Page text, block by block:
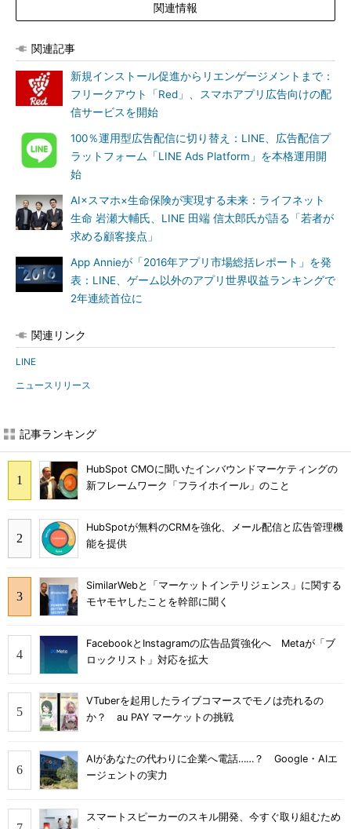
関連情報
関連記事
新規インストール促進からリエンゲージメントまで：
フリークアウト「Red」、スマホアプリ広告向けの配
信サービスを開始
100％運用型広告配信に切り替え：LINE、広告配信プ
ラットフォーム「LINE Ads Platform」を本格運用開
始
AI×スマホ×生命保険が実現する未来：ライフネット
生命 岩瀬大輔氏、LINE 田端 信太郎氏が語る「若者が
求める顧客接点」
App Annieが「2016年アプリ市場総括レポート」を発
表：LINE、ゲーム以外のアプリ世界収益ランキングで
2年連続首位に
関連リンク
LINE
ニュースリリース
記事ランキング
HubSpot CMOに聞いたインバウンドマーケティングの
新フレームワーク「フライホイール」のこと
HubSpotが無料のCRMを強化、メール配信と広告管理機
能を提供
SimilarWebと「マーケットインテリジェンス」に関する
モヤモヤしたことを幹部に聞く
FacebookとInstagramの広告品質強化へ Metaが「ブ
ロックリスト」対応を拡大
VTuberを起用したライブコマースでモノは売れるの
か？ au PAY マーケットの挑戦
AIがあなたの代わりに企業へ電話……？ Google・AIエ
ージェントの実力
スマートスピーカーのスキル開発、今すぐ取り組むため